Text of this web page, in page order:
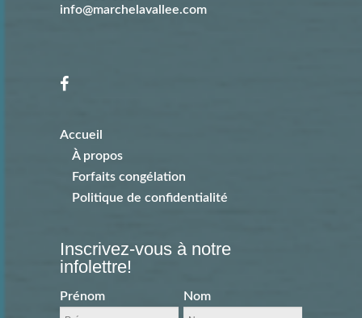
info@marchelavallee.com
Accueil
À propos
Forfaits congélation
Politique de confidentialité
Inscrivez-vous à notre
infolettre!
Prénom Nom